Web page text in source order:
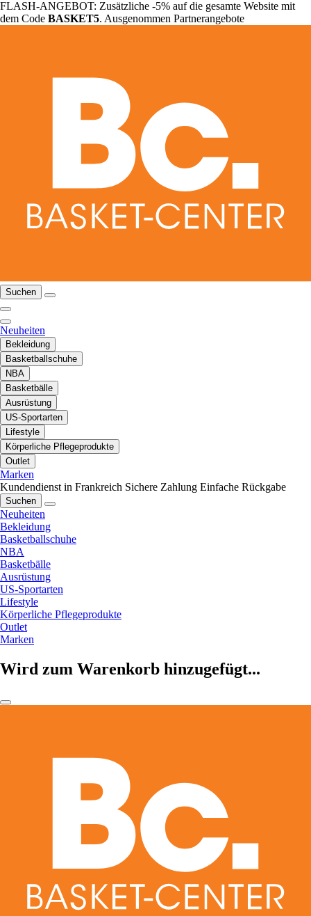
FLASH-ANGEBOT: Zusätzliche -5% auf die gesamte Website mit
dem Code BASKET5. Ausgenommen Partnerangebote
Suchen
Neuheiten
Bekleidung
Basketballschuhe
NBA
Basketbälle
Ausrüstung
US-Sportarten
Lifestyle
Körperliche Pflegeprodukte
Outlet
Marken
Kundendienst in Frankreich Sichere Zahlung Einfache Rückgabe
Suchen
Neuheiten
Bekleidung
Basketballschuhe
NBA
Basketbälle
Ausrüstung
US-Sportarten
Lifestyle
Körperliche Pflegeprodukte
Outlet
Marken
Wird zum Warenkorb hinzugefügt...